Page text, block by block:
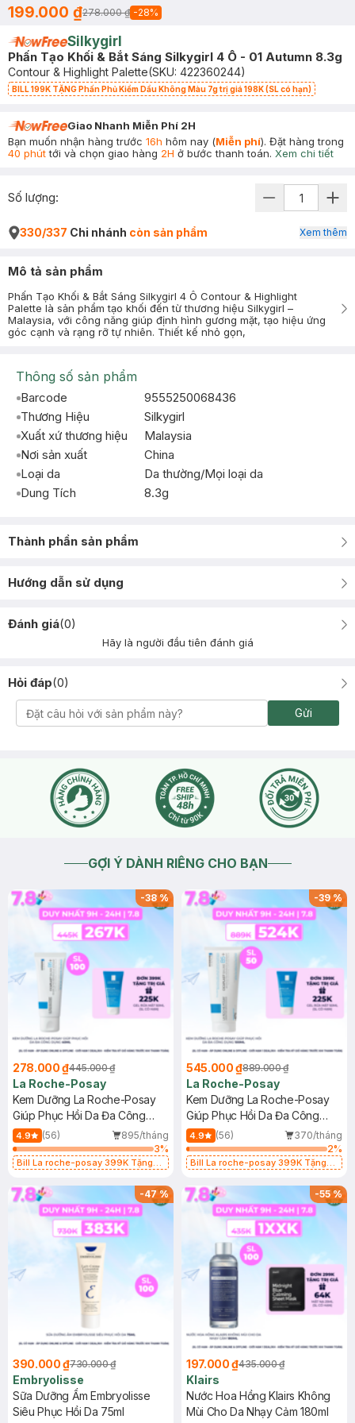
199.000 ₫278.000 ₫ -28%
Silkygirl
Phấn Tạo Khối & Bắt Sáng Silkygirl 4 Ô - 01 Autumn 8.3g
Contour & Highlight Palette(SKU: 422360244)
BILL 199K TẶNG Phấn Phủ Kiềm Dầu Không Màu 7g trị giá 198K (SL có hạn)
Giao Nhanh Miễn Phí 2H
Bạn muốn nhận hàng trước 16h hôm nay (Miễn phí). Đặt hàng trong
40 phúttới và chọn giao hàng 2H ở bước thanh toán. Xem chi tiết
Số lượng:
330/337 Chi nhánh còn sản phẩm Xem thêm
Mô tả sản phẩm
Phấn Tạo Khối & Bắt Sáng Silkygirl 4 Ô Contour & Highlight
Palette là sản phẩm tạo khối đến từ thương hiệu Silkygirl –
Malaysia, với công năng giúp định hình gương mặt, tạo hiệu ứng
góc cạnh và rạng rỡ tự nhiên. Thiết kế nhỏ gọn,
Thông số sản phẩm
Barcode
9555250068436
Thương Hiệu
Silkygirl
Xuất xứ thương hiệu
Malaysia
Nơi sản xuất
China
Loại da
Da thường/Mọi loại da
Dung Tích
8.3g
Thành phần sản phẩm
Hướng dẫn sử dụng
Đánh giá(0)
Hãy là người đầu tiên đánh giá
Hỏi đáp(0)
Gửi
GỢI Ý DÀNH RIÊNG CHO BẠN
-38%
278.000 ₫445.000 ₫
La Roche-Posay
Kem Dưỡng La Roche-Posay
Giúp Phục Hồi Da Đa Công
Dụng 40ml
4.9 (56)
895/tháng
3%
Bill La roche-posay 399K Tặng
(SL có hạn)
-39%
545.000 ₫889.000 ₫
La Roche-Posay
Kem Dưỡng La Roche-Posay
Giúp Phục Hồi Da Đa Công
Dụng 100ml
4.9 (56)
370/tháng
2%
Bill La roche-posay 399K Tặng
(SL có hạn)
-47%
390.000 ₫730.000 ₫
Embryolisse
Sữa Dưỡng Ẩm Embryolisse
Siêu Phục Hồi Da 75ml
-55%
197.000 ₫435.000 ₫
Klairs
Nước Hoa Hồng Klairs Không
Mùi Cho Da Nhạy Cảm 180ml